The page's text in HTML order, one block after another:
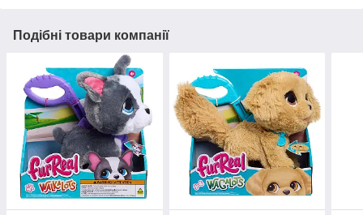
Подібні товари компанії